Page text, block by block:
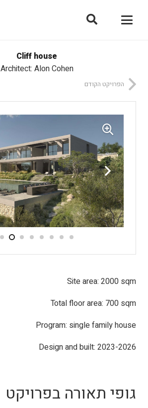
Cliff house
Architect: Alon Cohen
הפרויקט הקודם
Site area: 2000 sqm
Total floor area: 700 sqm
Program: single family house
Design and built: 2023-2026
גופי תאורה בפרויקט